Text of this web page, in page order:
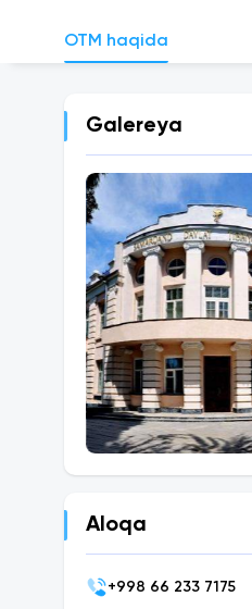
OTM haqida
Galereya
Aloqa
+998 66 233 7175